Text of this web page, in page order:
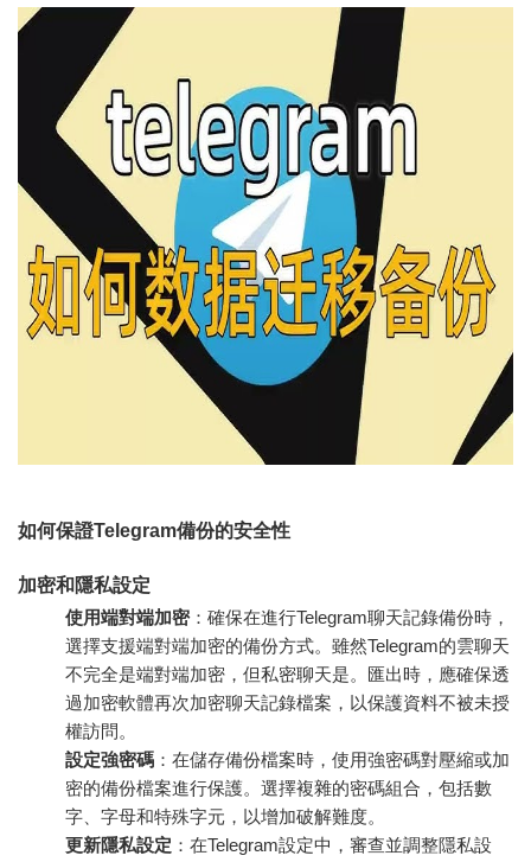
如何保證Telegram備份的安全性
加密和隱私設定
使用端對端加密：確保在進行Telegram聊天記錄備份時，
選擇支援端對端加密的備份方式。雖然Telegram的雲聊天
不完全是端對端加密，但私密聊天是。匯出時，應確保透
過加密軟體再次加密聊天記錄檔案，以保護資料不被未授
權訪問。
設定強密碼 ：在儲存備份檔案時，使用強密碼對壓縮或加
密的備份檔案進行保護。選擇複雜的密碼組合，包括數
字、字母和特殊字元，以增加破解難度。
更新隱私設定 ：在Telegram設定中，審查並調整隱私設